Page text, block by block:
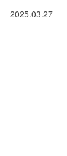
2025.03.27